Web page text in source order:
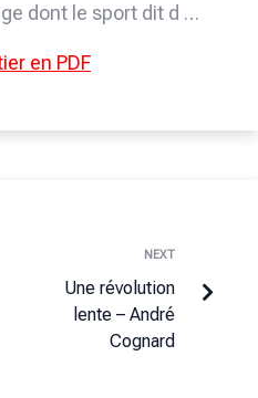
dont le sport dit d …
en PDF
NEXT
Une révolution
lente – André
Cognard